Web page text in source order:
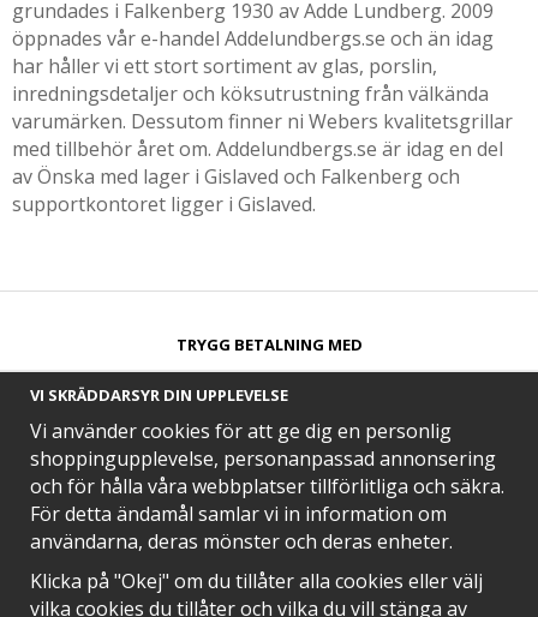
grundades i Falkenberg 1930 av Adde Lundberg. 2009
öppnades vår e-handel Addelundbergs.se och än idag
har håller vi ett stort sortiment av glas, porslin,
inredningsdetaljer och köksutrustning från välkända
varumärken. Dessutom finner ni Webers kvalitetsgrillar
med tillbehör året om. Addelundbergs.se är idag en del
av Önska med lager i Gislaved och Falkenberg och
supportkontoret ligger i Gislaved.
TRYGG BETALNING MED​
SNABB LEVERANS MED
VI SKRÄDDARSYR DIN UPPLEVELSE
Vi använder cookies för att ge dig en personlig
shoppingupplevelse, personanpassad annonsering
och för hålla våra webbplatser tillförlitliga och säkra.
För detta ändamål samlar vi in information om
användarna, deras mönster och deras enheter.
Klicka på "Okej" om du tillåter alla cookies eller välj
vilka cookies du tillåter och vilka du vill stänga av